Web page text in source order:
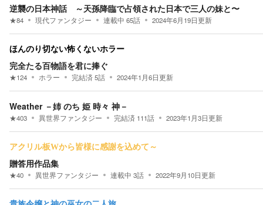
逆襲の日本神話 ～天孫降臨で占領された日本で三人の妹と〜
★84 現代ファンタジー 連載中 65話 2024年6月19日更新
ほんのり切ない怖くないホラー
完全たる百物語を君に捧ぐ
★124 ホラー 完結済5話 2024年1月6日更新
Weather －姉 のち 姫 時々 神－
★403 異世界ファンタジー 完結済 111話 2023年1月3日更新
アクリル板Wから皆様に感謝を込めて～
贈答用作品集
★40 異世界ファンタジー 連載中 3話 2022年9月10日更新